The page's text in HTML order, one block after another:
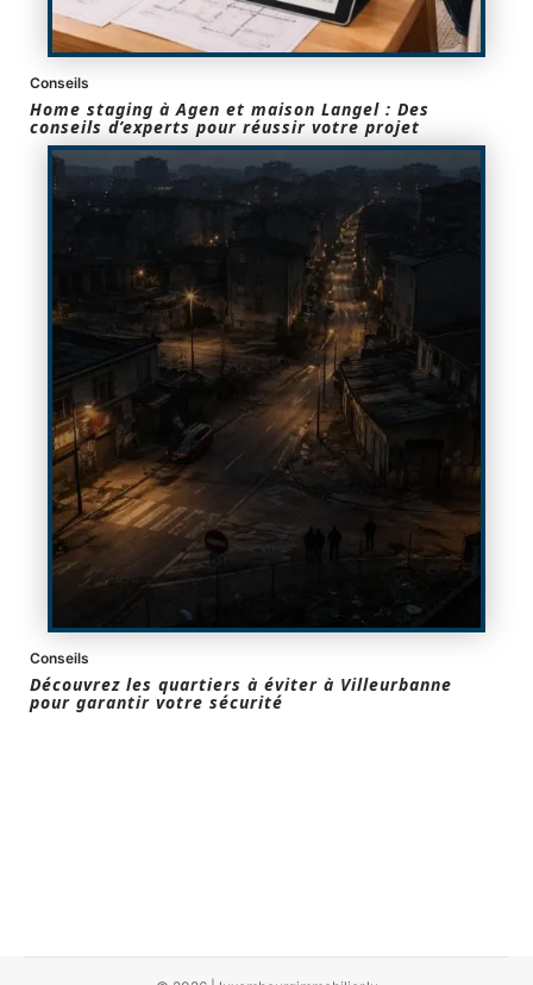
Conseils
Home staging à Agen et maison Langel : Des
conseils d’experts pour réussir votre projet
Conseils
Découvrez les quartiers à éviter à Villeurbanne
pour garantir votre sécurité